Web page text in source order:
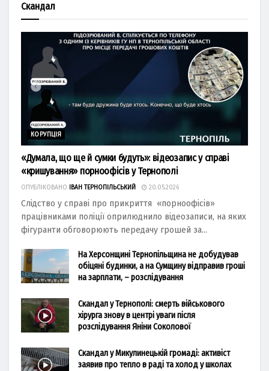
Скандал
КОРУПЦІЯ
«Думала, що ще й сумки будуть»: відеозапис у справі
«кришування» порноофісів у Тернополі
ОПУБЛІКОВАНО ІВАН ТЕРНОПІЛЬСЬКИЙ 20.05.2026
Слідство у справі про прикриття «порноофісів»
працівниками поліції оприлюднило відеозаписи, на яких
фігуранти обговорюють передачу грошей за...
На Херсонщині Тернопільщина не добудував
обіцяні будинки, а на Сумщину відправив гроші
на зарплати, – розслідування
Скандал у Тернополі: смерть військового
хірурга знову в центрі уваги після
розслідування Яніни Соколової
Скандал у Микулинецькій громаді: активіст
заявив про тепло в раді та холод у школах